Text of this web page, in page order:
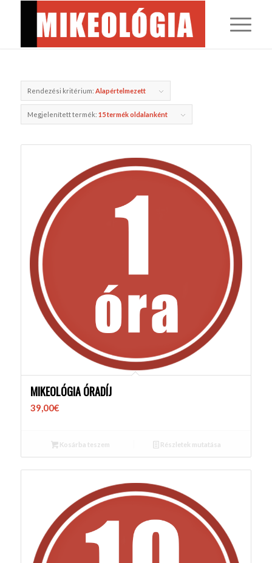
Rendezési kritérium: Alapértelmezett
Megjelenített termék: 15 termék oldalanként
MIKEOLÓGIA ÓRADÍJ
39,00€
Kosárba teszem Részletek mutatása